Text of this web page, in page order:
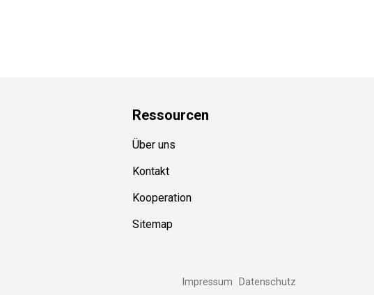
Ressourcen
Über uns
Kontakt
Kooperation
Sitemap
Impressum Datenschutz